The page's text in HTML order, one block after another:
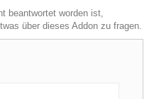
beantwortet worden ist,
über dieses Addon zu fragen.